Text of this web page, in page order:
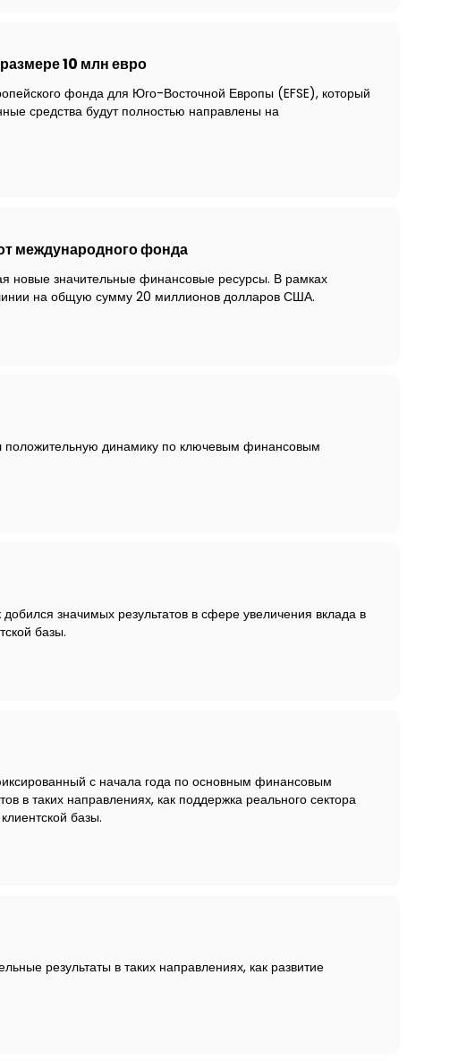
10 млн евро
фонда для Юго-Восточной Европы (EFSE), который
средства будут полностью направлены на
международного фонда
новые значительные финансовые ресурсы. В рамках
на общую сумму 20 миллионов долларов США.
положительную динамику по ключевым финансовым
значимых результатов в сфере увеличения вклада в
базы.
с начала года по основным финансовым
в таких направлениях, как поддержка реального сектора
базы.
результаты в таких направлениях, как развитие